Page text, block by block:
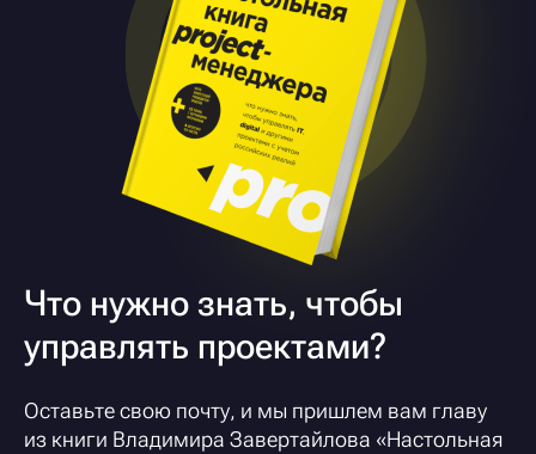
Что нужно знать, чтобы
управлять проектами?
Оставьте свою почту, и мы пришлем вам главу
из книги Владимира Завертайлова «Настольная